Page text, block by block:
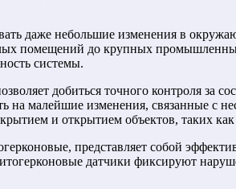
даже небольшие изменения в
помещений до крупных
системы.
добиться точного контроля за
на малейшие изменения, связанные
и открытием объектов, таких
представляет собой
датчики фиксируют